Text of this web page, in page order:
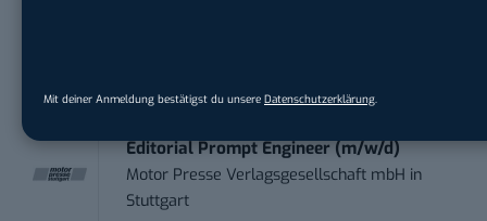
Mit deiner Anmeldung bestätigst du unsere Datenschutzerklärung.
Editorial Prompt Engineer (m/w/d)
Motor Presse Verlagsgesellschaft mbH in
Stuttgart